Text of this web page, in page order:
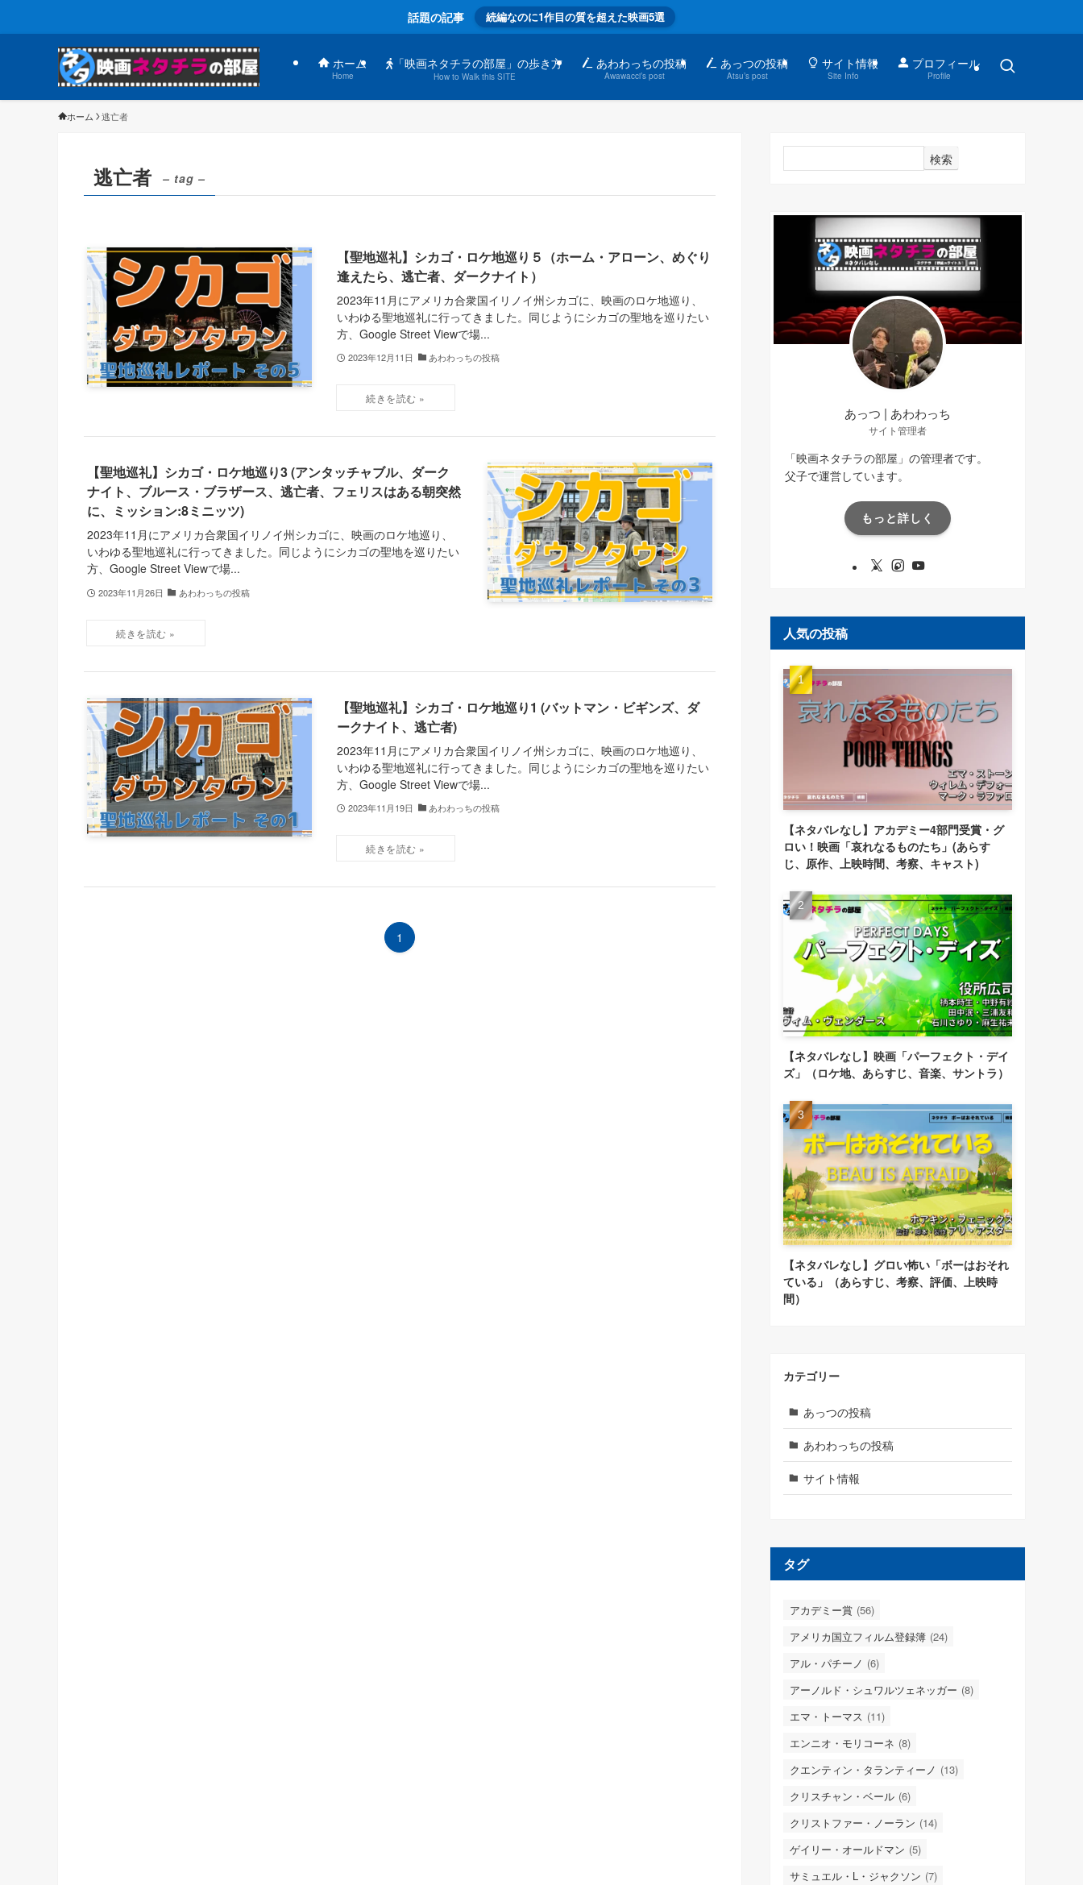
話題の記事 続編なのに1作目の質を超えた映画5選
ホーム
Home
「映画ネタチラの部屋」の歩き方
How to Walk this SITE
あわわっちの投稿
Awawacci’s post
あっつの投稿
Atsu’s post
サイト情報
Site Info
プロフィール
Profile
ホーム 逃亡者
逃亡者 – tag –
【聖地巡礼】シカゴ・ロケ地巡り５（ホーム・アローン、めぐり
逢えたら、逃亡者、ダークナイト）
2023年11月にアメリカ合衆国イリノイ州シカゴに、映画のロケ地巡り、
いわゆる聖地巡礼に行ってきました。同じようにシカゴの聖地を巡りたい
方、Google Street Viewで場...
2023年12月11日 あわわっちの投稿
【聖地巡礼】シカゴ・ロケ地巡り3 (アンタッチャブル、ダーク
ナイト、ブルース・ブラザース、逃亡者、フェリスはある朝突然
に、ミッション:8ミニッツ)
2023年11月にアメリカ合衆国イリノイ州シカゴに、映画のロケ地巡り、
いわゆる聖地巡礼に行ってきました。同じようにシカゴの聖地を巡りたい
方、Google Street Viewで場...
2023年11月26日 あわわっちの投稿
【聖地巡礼】シカゴ・ロケ地巡り1 (バットマン・ビギンズ、ダ
ークナイト、逃亡者)
2023年11月にアメリカ合衆国イリノイ州シカゴに、映画のロケ地巡り、
いわゆる聖地巡礼に行ってきました。同じようにシカゴの聖地を巡りたい
方、Google Street Viewで場...
2023年11月19日 あわわっちの投稿
1
検索
あっつ | あわわっち
サイト管理者
「映画ネタチラの部屋」の管理者です。
父子で運営しています。
もっと詳しく
人気の投稿
【ネタバレなし】アカデミー4部門受賞・グ
ロい！映画「哀れなるものたち」(あらす
じ、原作、上映時間、考察、キャスト)
【ネタバレなし】映画「パーフェクト・デイ
ズ」（ロケ地、あらすじ、音楽、サントラ）
【ネタバレなし】グロい怖い「ボーはおそれ
ている」（あらすじ、考察、評価、上映時
間）
カテゴリー
あっつの投稿
あわわっちの投稿
サイト情報
タグ
アカデミー賞 (56)
アメリカ国立フィルム登録簿 (24)
アル・パチーノ (6)
アーノルド・シュワルツェネッガー (8)
エマ・トーマス (11)
エンニオ・モリコーネ (8)
クエンティン・タランティーノ (13)
クリスチャン・ベール (6)
クリストファー・ノーラン (14)
ゲイリー・オールドマン (5)
サミュエル・L・ジャクソン (7)